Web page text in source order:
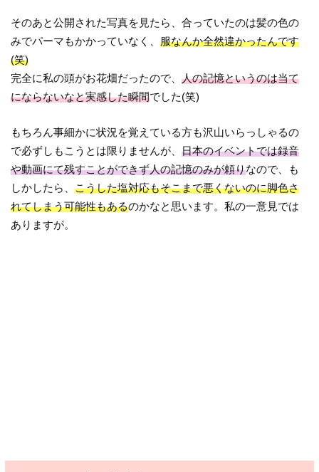
そのあと公開された写真を見たら、合っていたのは髪の色の
みでパーマもかかっていなく、服なんか全然違かったんです
(笑)
完全に私の頭がお花畑だったので、人の記憶というのは当て
にならないなと実感した瞬間でした(笑)
もちろん事細かに状況を覚えている方も沢山いらっしゃるの
で必ずしもこうとは限りませんが、日本のイベントでは録音
や動画にて残すことができず人の記憶のみが頼りなので、も
しかしたら、こうした塩対応もそこまで悪くないのに脚色さ
れてしまう可能性もあるのかなと思います。私の一意見では
ありますが。